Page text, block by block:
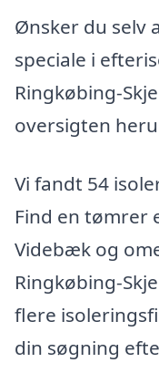
Ønsker du selv
speciale i
Ringkøbing-
oversigten
Vi fandt 54
Find en tømrer
Videbæk og
Ringkøbing-
flere
din søgning